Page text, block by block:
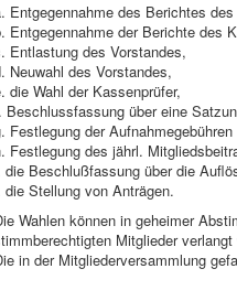
Entgegennahme des Berichtes
Entgegennahme der Berichte des
Entlastung des Vorstandes,
Neuwahl des Vorstandes,
die Wahl der Kassenprüfer,
Beschlussfassung über eine
Festlegung der
Festlegung des jährl.
die Beschlußfassung über die
die Stellung von Anträgen.
Wahlen können in geheimer
Mitglieder verlangt
in der Mitgliederversammlung